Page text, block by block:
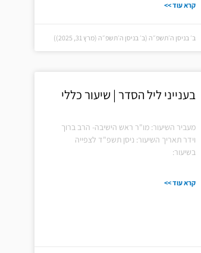
קרא עוד >>
ב׳ בניסן ה׳תשפ״ה (ב׳ בניסן ה׳תשפ״ה (מרץ 31, 2025))
בענייני ליל הסדר | שיעור כללי
מעביר השיעור: מו"ר ראש הישיבה- הרב ברוך
וידר תאריך השיעור: ניסן תשפ"ד לצפייה
בשיעור:
קרא עוד >>